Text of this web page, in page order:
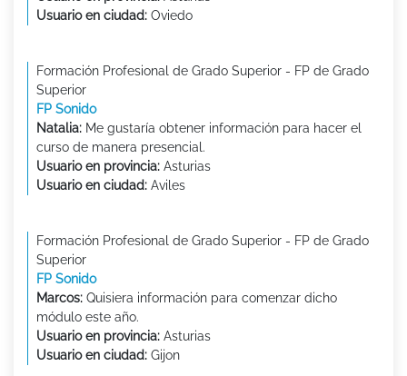
Usuario en ciudad: Oviedo
Formación Profesional de Grado Superior - FP de Grado
Superior
FP Sonido
Natalia: Me gustaría obtener información para hacer el
curso de manera presencial.
Usuario en provincia: Asturias
Usuario en ciudad: Aviles
Formación Profesional de Grado Superior - FP de Grado
Superior
FP Sonido
Marcos: Quisiera información para comenzar dicho
módulo este año.
Usuario en provincia: Asturias
Usuario en ciudad: Gijon